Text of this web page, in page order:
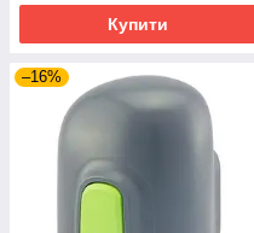
Купити
–16%